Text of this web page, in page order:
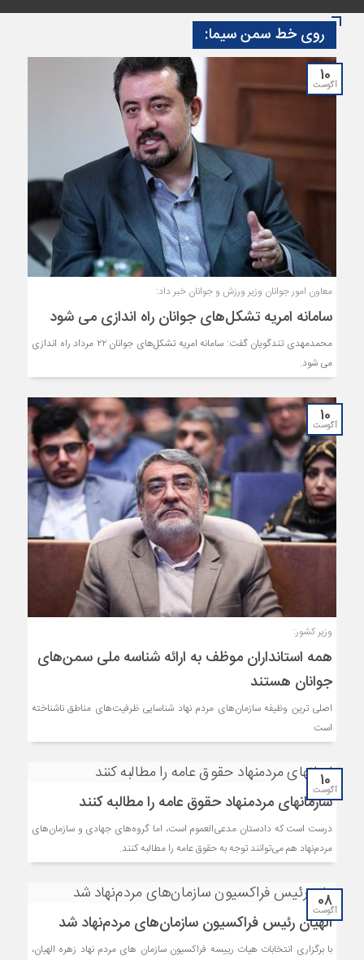
روی خط سمن سیما:
10
آگوست
معاون امور جوانان وزیر ورزش و جوانان خبر داد:
سامانه امریه تشکل‌های جوانان راه اندازی می شود
محمدمهدی تندگویان گفت: سامانه امریه تشکل‌های جوانان ۲۲ مرداد راه اندازی
می شود.
10
آگوست
وزیر کشور:
همه استانداران موظف به ارائه شناسه ملی سمن‌های
جوانان هستند
اصلی ترین وظیفه سازمان‌های مردم نهاد شناسایی ظرفیت‌های مناطق ناشناخته
است
10
آگوست
سازمان‎های مردم‎نهاد حقوق عامه را مطالبه کنند
درست است که دادستان مدعی‌العموم است، اما گروه‌های جهادی و سازمان‌های
مردم‌نهاد هم می‌توانند توجه به حقوق عامه را مطالبه کنند.
08
آگوست
الهیان رئیس فراکسیون سازمان‌های مردم‌نهاد شد
با برگزاری انتخابات هیات رییسه فراکسیون سازمان های مردم نهاد زهره الهیان،